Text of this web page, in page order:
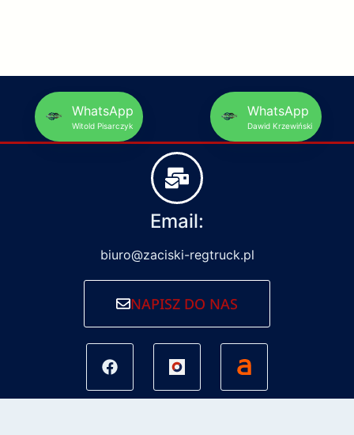
WhatsApp
Witold Pisarczyk
WhatsApp
Dawid Krzewiński
Email:
biuro@zaciski-regtruck.pl
NAPISZ DO NAS